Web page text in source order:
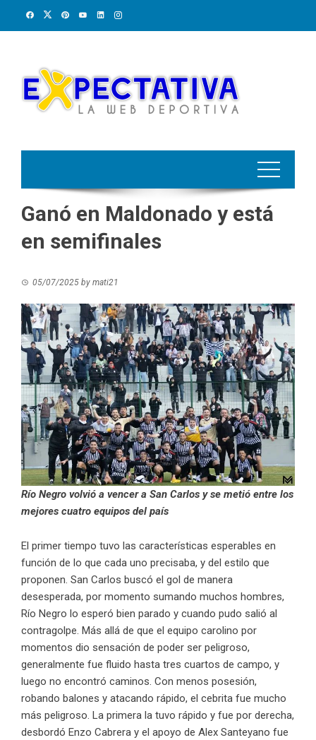
Ganó en Maldonado y está
en semifinales
05/07/2025 by mati21
Río Negro volvió a vencer a San Carlos y se metió entre los
mejores cuatro equipos del país
El primer tiempo tuvo las características esperables en
función de lo que cada uno precisaba, y del estilo que
proponen. San Carlos buscó el gol de manera
desesperada, por momento sumando muchos hombres,
Río Negro lo esperó bien parado y cuando pudo salió al
contragolpe. Más allá de que el equipo carolino por
momentos dio sensación de poder ser peligroso,
generalmente fue fluido hasta tres cuartos de campo, y
luego no encontró caminos. Con menos posesión,
robando balones y atacando rápido, el cebrita fue mucho
más peligroso. La primera la tuvo rápido y fue por derecha,
desbordó Enzo Cabrera y el apoyo de Alex Santeyano fue